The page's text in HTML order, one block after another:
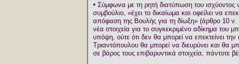
• Σύμφωνα με τη ρητή διατύπωση του ισχύοντος
συμβούλιο, «έχει το δικαίωμα και οφείλει να
απόφαση της Βουλής για τη δίωξη» (άρθρο 10
νέα στοιχεία για το συγκεκριμένο αδίκημα του
υπόψη, ούτε ότι δεν θα μπορεί να επεκτείνει
Τριαντόπουλου θα μπορεί να διευρύνει και θα
σε βάρος τους επιβαρυντικά στοιχεία, πάντοτε